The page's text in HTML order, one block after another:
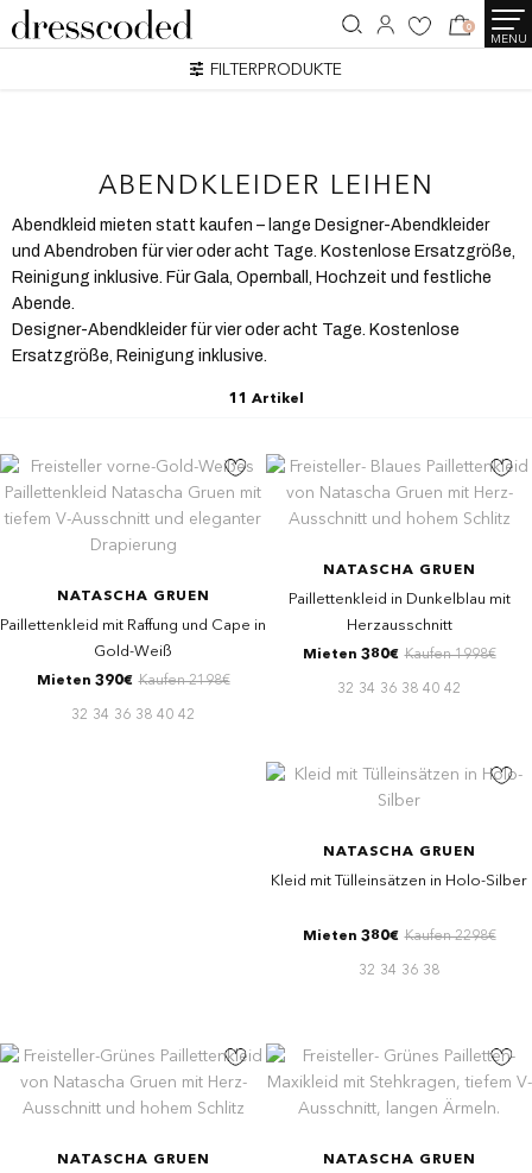
MENU
0
FILTERPRODUKTE
ABENDKLEIDER LEIHEN
Abendkleid mieten statt kaufen – lange Designer-Abendkleider
und Abendroben für vier oder acht Tage. Kostenlose Ersatzgröße,
Reinigung inklusive. Für Gala, Opernball, Hochzeit und festliche
Abende.
Designer-Abendkleider für vier oder acht Tage. Kostenlose
Ersatzgröße, Reinigung inklusive.
11 Artikel
NATASCHA GRUEN
Paillettenkleid mit Raffung und Cape in
Gold-Weiß
Mieten 390€ Kaufen 2198€
32 34 36 38 40 42
NATASCHA GRUEN
Paillettenkleid in Dunkelblau mit
Herzausschnitt
Mieten 380€ Kaufen 1998€
32 34 36 38 40 42
NATASCHA GRUEN
Kleid mit Tülleinsätzen in Holo-Silber
Mieten 380€ Kaufen 2298€
32 34 36 38
NATASCHA GRUEN NATASCHA GRUEN